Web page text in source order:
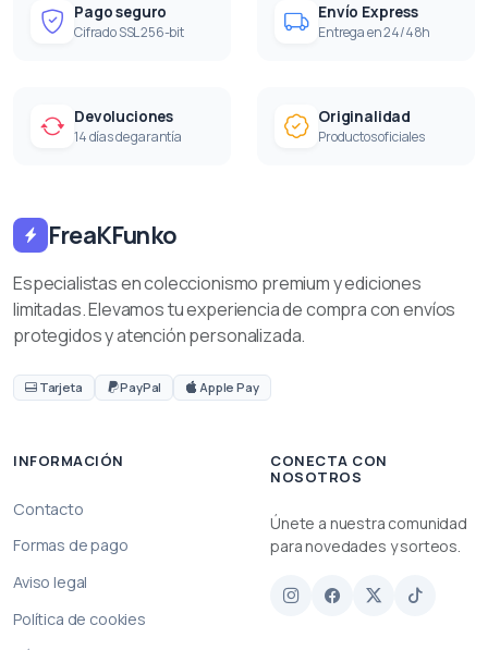
Pago seguro
Cifrado SSL 256-bit
Envío Express
Entrega en 24/48h
Devoluciones
14 días de garantía
Originalidad
Productos oficiales
FreaKFunko
Especialistas en coleccionismo premium y ediciones
limitadas. Elevamos tu experiencia de compra con envíos
protegidos y atención personalizada.
Tarjeta PayPal Apple Pay
INFORMACIÓN
Contacto
Formas de pago
Aviso legal
Política de cookies
CONECTA CON
NOSOTROS
Únete a nuestra comunidad
para novedades y sorteos.